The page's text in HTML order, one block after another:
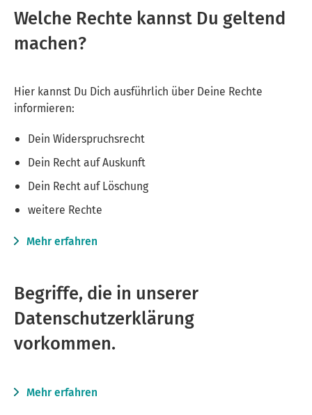
Welche Rechte kannst Du geltend
machen?
Hier kannst Du Dich ausführlich über Deine Rechte
informieren:
Dein Widerspruchsrecht
Dein Recht auf Auskunft
Dein Recht auf Löschung
weitere Rechte
Mehr erfahren
Begriffe, die in unserer
Datenschutzerklärung
vorkommen.
Mehr erfahren